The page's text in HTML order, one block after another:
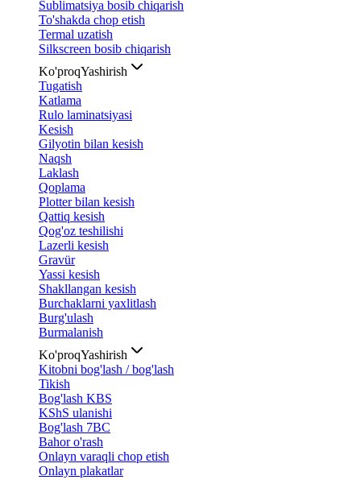
Sublimatsiya bosib chiqarish
To'shakda chop etish
Termal uzatish
Silkscreen bosib chiqarish
Ko'proqYashirish
Tugatish
Katlama
Rulo laminatsiyasi
Kesish
Gilyotin bilan kesish
Naqsh
Laklash
Qoplama
Plotter bilan kesish
Qattiq kesish
Qog'oz teshilishi
Lazerli kesish
Gravür
Yassi kesish
Shakllangan kesish
Burchaklarni yaxlitlash
Burg'ulash
Burmalanish
Ko'proqYashirish
Kitobni bog'lash / bog'lash
Tikish
Bog'lash KBS
KShS ulanishi
Bog'lash 7BC
Bahor o'rash
Onlayn varaqli chop etish
Onlayn plakatlar